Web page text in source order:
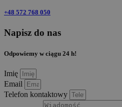
+48 572 768 050
Napisz do nas
Odpowiemy w ciągu 24 h!
Imię
Email
Telefon kontaktowy